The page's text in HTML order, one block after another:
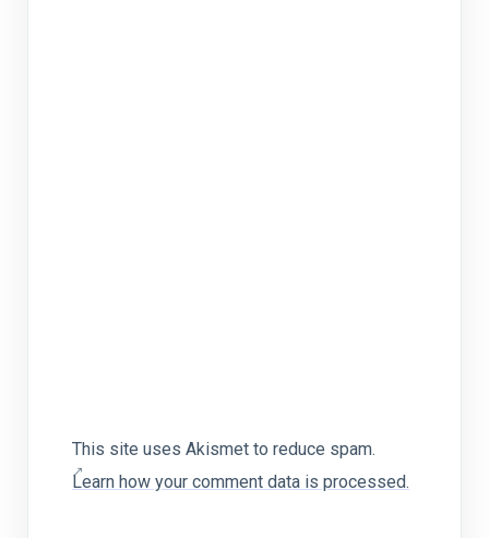
This site uses Akismet to reduce spam.
Learn how your comment data is processed.